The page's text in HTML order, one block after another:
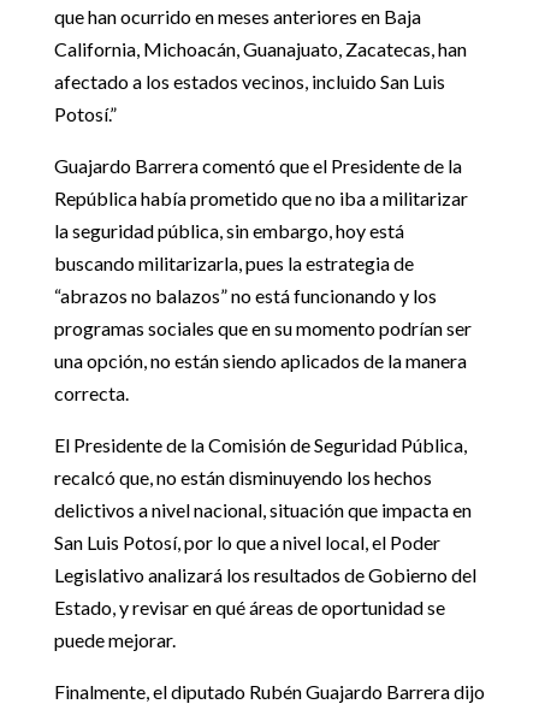
que han ocurrido en meses anteriores en Baja
California, Michoacán, Guanajuato, Zacatecas, han
afectado a los estados vecinos, incluido San Luis
Potosí.”
Guajardo Barrera comentó que el Presidente de la
República había prometido que no iba a militarizar
la seguridad pública, sin embargo, hoy está
buscando militarizarla, pues la estrategia de
“abrazos no balazos” no está funcionando y los
programas sociales que en su momento podrían ser
una opción, no están siendo aplicados de la manera
correcta.
El Presidente de la Comisión de Seguridad Pública,
recalcó que, no están disminuyendo los hechos
delictivos a nivel nacional, situación que impacta en
San Luis Potosí, por lo que a nivel local, el Poder
Legislativo analizará los resultados de Gobierno del
Estado, y revisar en qué áreas de oportunidad se
puede mejorar.
Finalmente, el diputado Rubén Guajardo Barrera dijo